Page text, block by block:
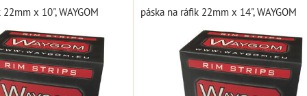
x 10", WAYGOM páska na ráfik 22mm x 14", WAYGOM
ks DO KOŠÍKA
ks DO KOŠÍKA